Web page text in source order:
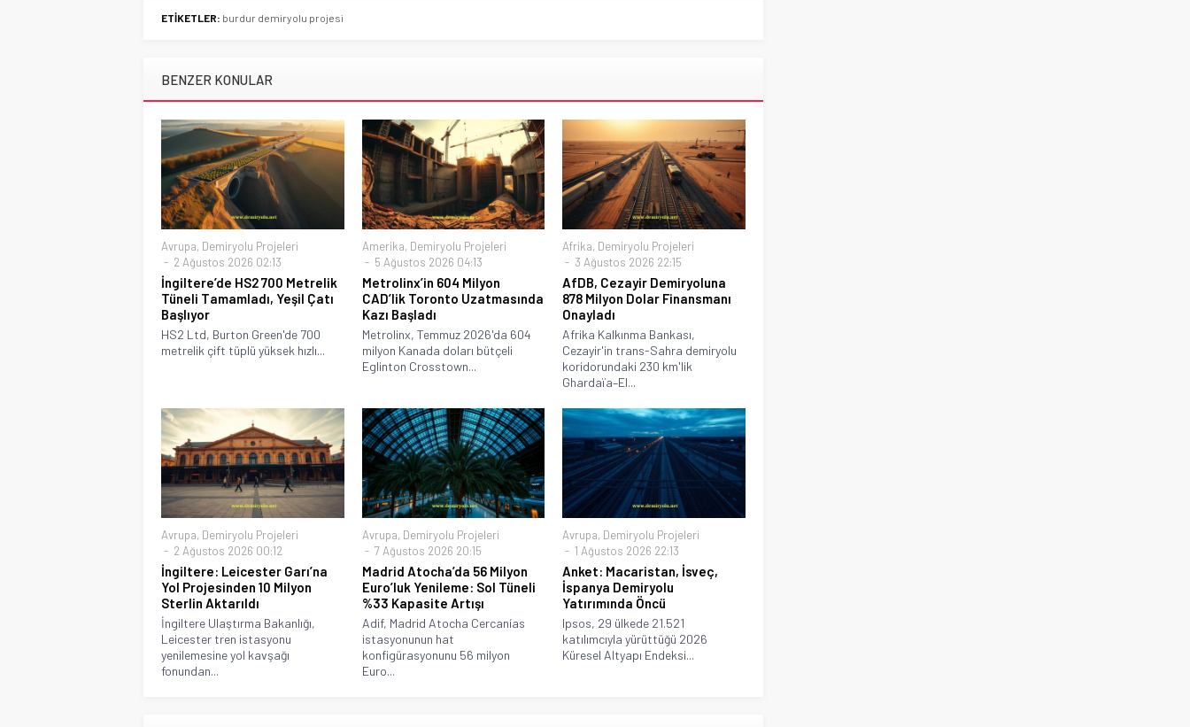
ETİKETLER: burdur demiryolu projesi
BENZER KONULAR
Avrupa, Demiryolu Projeleri
2 Ağustos 2026 02:13
İngiltere’de HS2 700 Metrelik
Tüneli Tamamladı, Yeşil Çatı
Başlıyor
HS2 Ltd, Burton Green'de 700
metrelik çift tüplü yüksek hızlı...
Amerika, Demiryolu Projeleri
5 Ağustos 2026 04:13
Metrolinx’in 604 Milyon
CAD’lik Toronto Uzatmasında
Kazı Başladı
Metrolinx, Temmuz 2026'da 604
milyon Kanada doları bütçeli
Eglinton Crosstown...
Afrika, Demiryolu Projeleri
3 Ağustos 2026 22:15
AfDB, Cezayir Demiryoluna
878 Milyon Dolar Finansmanı
Onayladı
Afrika Kalkınma Bankası,
Cezayir'in trans-Sahra demiryolu
koridorundaki 230 km'lik
Ghardaïa–El...
Avrupa, Demiryolu Projeleri
2 Ağustos 2026 00:12
İngiltere: Leicester Garı’na
Yol Projesinden 10 Milyon
Sterlin Aktarıldı
İngiltere Ulaştırma Bakanlığı,
Leicester tren istasyonu
yenilemesine yol kavşağı
fonundan...
Avrupa, Demiryolu Projeleri
7 Ağustos 2026 20:15
Madrid Atocha’da 56 Milyon
Euro’luk Yenileme: Sol Tüneli
%33 Kapasite Artışı
Adif, Madrid Atocha Cercanías
istasyonunun hat
konfigürasyonunu 56 milyon
Euro...
Avrupa, Demiryolu Projeleri
1 Ağustos 2026 22:13
Anket: Macaristan, İsveç,
İspanya Demiryolu
Yatırımında Öncü
Ipsos, 29 ülkede 21.521
katılımcıyla yürüttüğü 2026
Küresel Altyapı Endeksi...